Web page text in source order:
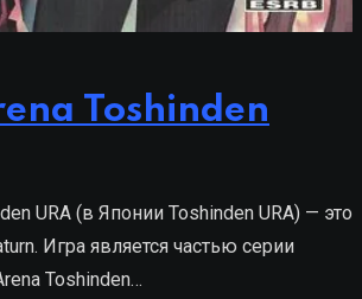
Toshinden
URA (в Японии Toshinden URA) — это
Игра является частью серии
Toshinden…